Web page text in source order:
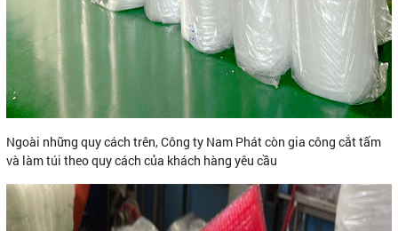
Ngoài những quy cách trên, Công ty Nam Phát còn gia công cắt tấm
và làm túi theo quy cách của khách hàng yêu cầu